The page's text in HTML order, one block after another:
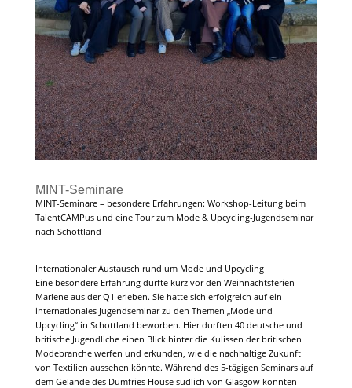
MINT-Seminare
MINT-Seminare – besondere Erfahrungen: Workshop-Leitung beim
TalentCAMPus und eine Tour zum Mode & Upcycling-Jugendseminar
nach Schottland
Internationaler Austausch rund um Mode und Upcycling
Eine besondere Erfahrung durfte kurz vor den Weihnachtsferien
Marlene aus der Q1 erleben. Sie hatte sich erfolgreich auf ein
internationales Jugendseminar zu den Themen „Mode und
Upcycling“ in Schottland beworben. Hier durften 40 deutsche und
britische Jugendliche einen Blick hinter die Kulissen der britischen
Modebranche werfen und erkunden, wie die nachhaltige Zukunft
von Textilien aussehen könnte. Während des 5-tägigen Seminars auf
dem Gelände des Dumfries House südlich von Glasgow konnten